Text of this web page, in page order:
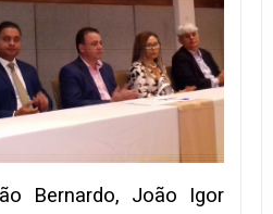
Bernardo, João Igor